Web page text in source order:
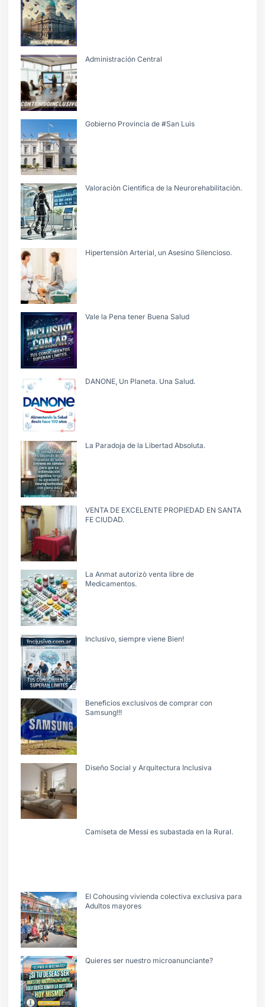
Administración Central
Gobierno Provincia de #San Luis
Valoraciòn Cientifica de la Neurorehabilitaciòn.
Hipertensiòn Arterial, un Asesino Silencioso.
Vale la Pena tener Buena Salud
DANONE, Un Planeta. Una Salud.
La Paradoja de la Libertad Absoluta.
VENTA DE EXCELENTE PROPIEDAD EN SANTA
FE CIUDAD.
La Anmat autorizò venta libre de
Medicamentos.
Inclusivo, siempre viene Bien!
Beneficios exclusivos de comprar con
Samsung!!!
Diseño Social y Arquitectura Inclusiva
Camiseta de Messi es subastada en la Rural.
El Cohousing vivienda colectiva exclusiva para
Adultos mayores
Quieres ser nuestro microanunciante?